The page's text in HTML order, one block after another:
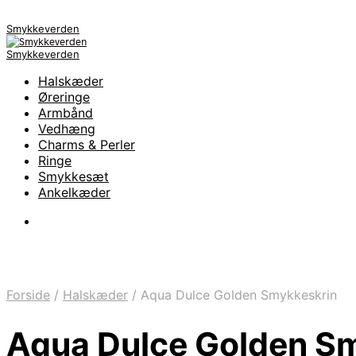
Smykkeverden
Smykkeverden
Halskæder
Øreringe
Armbånd
Vedhæng
Charms & Perler
Ringe
Smykkesæt
Ankelkæder
Forside / Halskæder / Aqua Dulce Golden Smykkeskrin
Aqua Dulce Golden